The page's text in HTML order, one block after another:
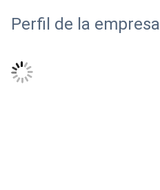
Perfil de la empresa